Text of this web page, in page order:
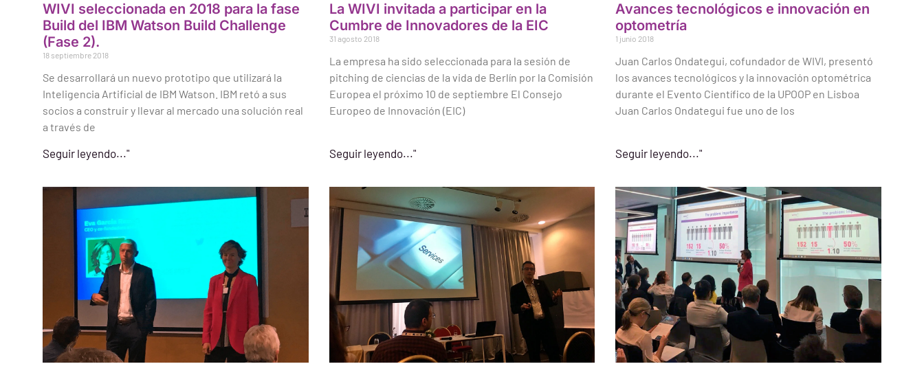
WIVI seleccionada en 2018 para la fase
Build del IBM Watson Build Challenge
(Fase 2).
18 septiembre 2018
Se desarrollará un nuevo prototipo que utilizará la
Inteligencia Artificial de IBM Watson. IBM retó a sus
socios a construir y llevar al mercado una solución real
a través de
Seguir leyendo..."
La WIVI invitada a participar en la
Cumbre de Innovadores de la EIC
31 agosto 2018
La empresa ha sido seleccionada para la sesión de
pitching de ciencias de la vida de Berlín por la Comisión
Europea el próximo 10 de septiembre El Consejo
Europeo de Innovación (EIC)
Seguir leyendo..."
Avances tecnológicos e innovación en
optometría
1 junio 2018
Juan Carlos Ondategui, cofundador de WIVI, presentó
los avances tecnológicos y la innovación optométrica
durante el Evento Científico de la UPOOP en Lisboa
Juan Carlos Ondategui fue uno de los
Seguir leyendo..."